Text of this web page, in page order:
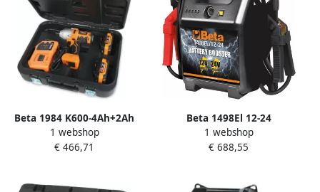
Beta 1984 K600-4Ah+2Ah
Set + 2Ah Accu 20V
019840022
1 webshop
€ 466,71
Beta 1498El 12-24
Draagbare Startbooster 12-
24V 014980724
1 webshop
€ 688,55